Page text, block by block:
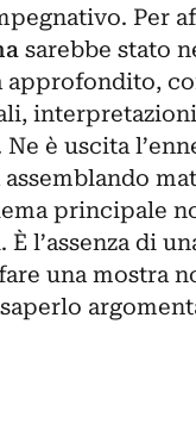
Per
sarebbe stato
è uscita
principale
l’assenza di
una mostra